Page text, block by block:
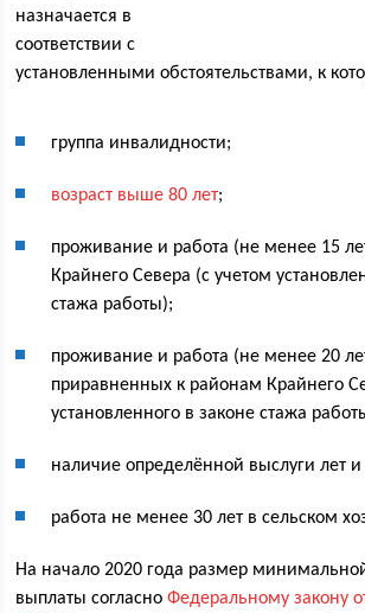
назначается в
соответствии с
установленными обстоятельствами, к
группа инвалидности;
возраст выше 80 лет;
проживание и работа (не менее 15
Крайнего Севера (с учетом
стажа работы);
проживание и работа (не менее 20
приравненных к районам Крайнего
установленного в законе стажа
наличие определённой выслуги лет
работа не менее 30 лет в сельском
На начало 2020 года размер
выплаты согласноФедеральному закону